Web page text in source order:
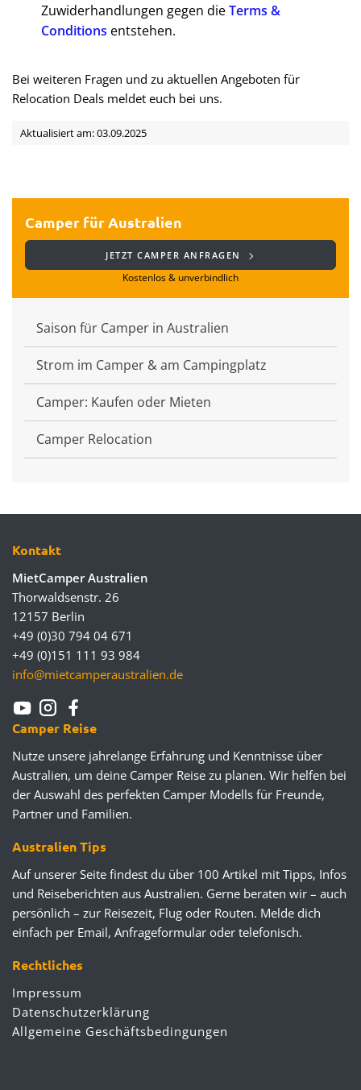
Zuwiderhandlungen gegen dieTerms &
Conditions entstehen.
Bei weiteren Fragen und zu aktuellen Angeboten für
Relocation Deals meldet euch bei uns.
Aktualisiert am: 03.09.2025
Camper für Australien
JETZT CAMPER ANFRAGEN
Kostenlos & unverbindlich
Saison für Camper in Australien
Strom im Camper & am Campingplatz
Camper: Kaufen oder Mieten
Camper Relocation
Kontakt
MietCamper Australien
Thorwaldsenstr. 26
12157 Berlin
+49 (0)30 794 04 671
+49 (0)151 111 93 984
info@mietcamperaustralien.de
Camper Reise
Nutze unsere jahrelange Erfahrung und Kenntnisse über
Australien, um deine Camper Reise zu planen. Wir helfen bei
der Auswahl des perfekten Camper Modells für Freunde,
Partner und Familien.
Australien Tips
Auf unserer Seite findest du über 100 Artikel mit Tipps, Infos
und Reiseberichten aus Australien. Gerne beraten wir – auch
persönlich – zur Reisezeit, Flug oder Routen. Melde dich
einfach per Email, Anfrageformular oder telefonisch.
Rechtliches
Impressum
Datenschutzerklärung
Allgemeine Geschäftsbedingungen